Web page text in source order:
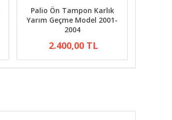
Palio Ön Tampon Karlık
Yarım Geçme Model 2001-
2004
2.400,00 TL